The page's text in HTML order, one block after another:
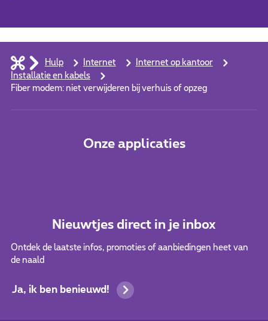
Hulp Internet
Internet op kantoor
Installatie en kabels
Fiber modem: niet verwijderen bij verhuis of opzeg
Onze applicaties
Nieuwtjes direct in je inbox
Ontdek de laatste infos, promoties of aanbiedingen heet van
de naald
Ja, ik ben benieuwd!